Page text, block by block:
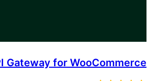
Gateway for WooCommerce